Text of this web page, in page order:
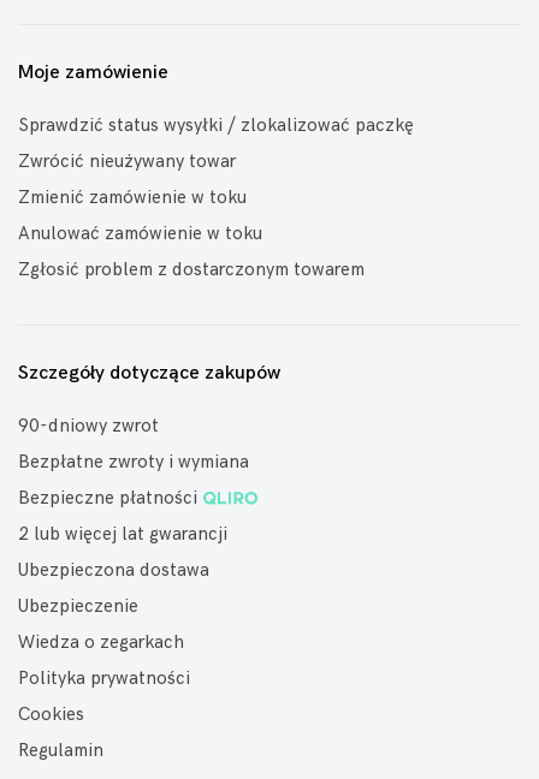
Moje zamówienie
Sprawdzić status wysyłki / zlokalizować paczkę
Zwrócić nieużywany towar
Zmienić zamówienie w toku
Anulować zamówienie w toku
Zgłosić problem z dostarczonym towarem
Szczegóły dotyczące zakupów
90-dniowy zwrot
Bezpłatne zwroty i wymiana
Bezpieczne płatności
2 lub więcej lat gwarancji
Ubezpieczona dostawa
Ubezpieczenie
Wiedza o zegarkach
Polityka prywatności
Cookies
Regulamin